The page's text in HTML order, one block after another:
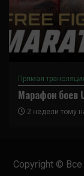
Прямая
Марафон боев
2 недели тому
Copyright ©